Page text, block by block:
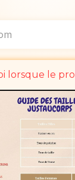
lorsque le